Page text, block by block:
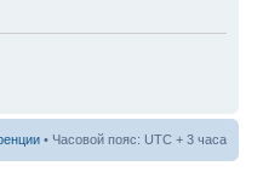
• Часовой пояс: UTC + 3 часа